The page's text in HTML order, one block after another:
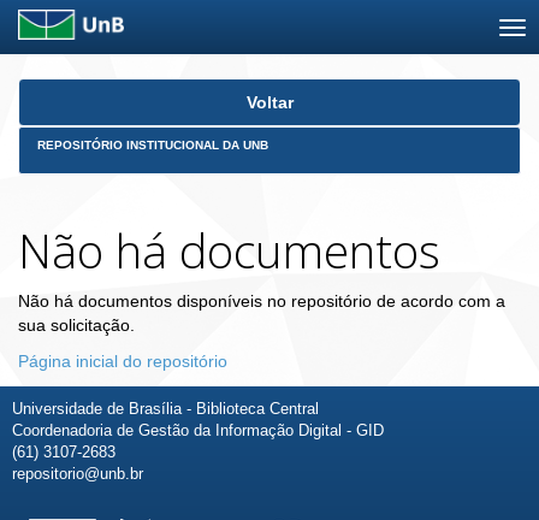
Skip
Voltar
REPOSITÓRIO INSTITUCIONAL DA UNB
Não há documentos
Não há documentos disponíveis no repositório de acordo com a
sua solicitação.
Página inicial do repositório
Universidade de Brasília - Biblioteca Central
Coordenadoria de Gestão da Informação Digital - GID
(61) 3107-2683
repositorio@unb.br